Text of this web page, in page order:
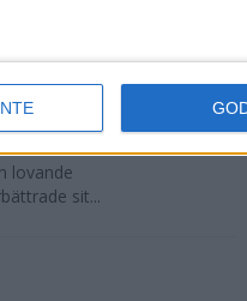
21
lovande
sit...